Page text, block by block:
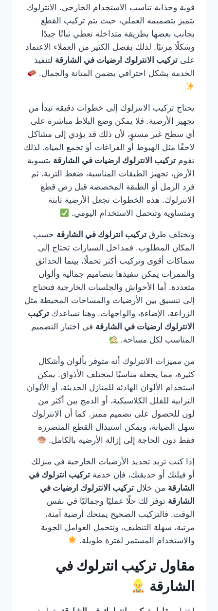
قوية وجذابة تناسب الاستخدام الخارجي. الانترلوك
يتميز بتصميمه العملي، حيث يتم تركيب القطع
بجانب بعضها بطريقة متداخلة تعطي ثباتًا جيدًا
وشكلًا مرتبًا. لذلك يفضل الكثير من العملاء الاعتماد
على تركيب الانترلوك ارضيات في الشارقة لتنفيذ
الخدمة بشكل احترافي يضمن المتانة والجمال.
يحتاج تركيب الانترلوك إلى خطوات دقيقة تبدأ من
تجهيز الأرضية. فلا يمكن وضع البلاط مباشرة على
أي سطح غير مستوٍ، لأن ذلك قد يؤدي إلى مشاكل
لاحقًا مثل الهبوط أو الفراغات أو تجمع المياه. لذلك
تقوم تركيب الانترلوك ارضيات في الشارقة بتسوية
الأرض، تجهيز الطبقات المناسبة، ضغط التربة، ثم
فرد الرمل أو الطبقة المخصصة قبل رص قطع
الانترلوك. هذه الخطوات تجعل الأرضية ثابتة
ومتساوية وتتحمل الاستخدام اليومي.
وتختلف طرق تركيب انترلوك في الشارقة حسب
المكان المطلوب. فمداخل السيارات تحتاج إلى
سماكات أقوى وتركيب أكثر تحملًا، بينما الحدائق
والممرات يمكن تنفيذها بتصاميم جمالية وألوان
متعددة. أما الأحواش والجلسات الخارجية فتحتاج
إلى تنسيق بين الأرضيات والمساحات المحيطة مثل
الزراعة، الإضاءة، والواجهات. وهنا تساعدك تركيب
الانترلوك ارضيات في الشارقة في اختيار التصميم
المناسب لكل مساحة.
من مميزات الانترلوك أنه متوفر بألوان وأشكال
كثيرة، مما يجعله مناسبًا لمختلف الأذواق. يمكن
استخدام الألوان الهادئة للمنازل الحديثة، أو الألوان
الترابية للفلل الكلاسيكية، أو الدمج بين أكثر من
لون للحصول على تصميم مميز. كما أن الانترلوك
سهل الصيانة، ويمكن استبدال القطع المتضررة
فقط دون الحاجة إلى إزالة الأرضية بالكامل.
إذا كنت تريد تجديد الأرضيات الخارجية في منزلك
أو فيلتك أو حديقتك، فإن خدمة تركيب انترلوك في
الشارقة من خلال تركيب الانترلوك ارضيات في
الشارقة توفر لك حلًا عمليًا وجماليًا في نفس
الوقت. فالتركيب الصحيح يمنحك أرضية آمنة،
مرتبة، سهلة التنظيف، وتتحمل العوامل الجوية
والاستخدام المستمر لفترة طويلة.
مقاول تركيب انترلوك في
الشارقة